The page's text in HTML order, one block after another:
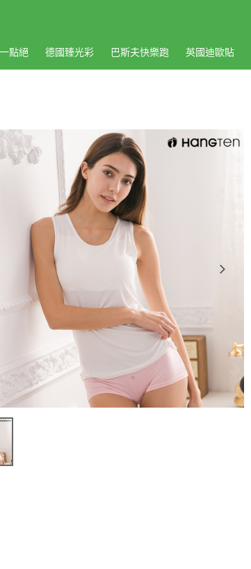
點絕 德國臻光彩 巴斯夫快樂跑 英國迪歐貼